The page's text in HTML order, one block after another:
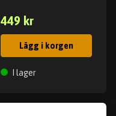
449 kr
Lägg i korgen
I lager